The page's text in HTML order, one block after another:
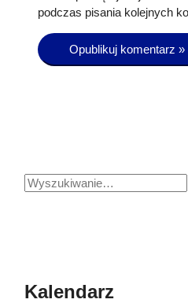
podczas pisania kolejnych
Kalendarz